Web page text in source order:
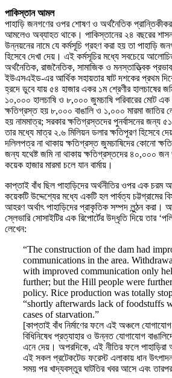
পাকিস্তান আমল
পাহাড়ি জনগণের ওপর শোষণ ও অর্থনৈতিক
আমলেও অব্যাহত থাকে। পাকিস্তানের ২৪ বছরের
উন্নয়নের নামে যে কর্মসূচি গ্রহণ করা হয় তা পাহাড়ি
হিসেবে দেখা দেয়। এই কর্মসূচির মধ্যে সবচেয়ে
অর্থনৈতিক, রাজনৈতিক, সামাজিক ও মনস্তাত্ত্বিক
ইউএসএইড-এর আর্থিক সহায়তার ষাট দশকের প্রথম
হ্রদে ডুবে যায় ৫৪ হাজার একর ১ম শ্রেণীর হালচাষের
১০,০০০ হালচাষি ও ৮,০০০ জুমচাষি পরিবারের মোট এক
ক্ষতিগ্রস্ত হয় ৮,০০০ বাঙালি ও ১,০০০ মারমা জাতির
হয় নামমাত্র; সরকার ক্ষতিগ্রস্তদের পুনর্বাসনের জন্য
তার মধ্যে মাত্র ২.৬ মিলিয়ন ডলার ক্ষতিপূরণ হিসেবে
দলিলপত্র না থাকায় ক্ষতিগ্রস্ত জুমচাষিদের কোনো
জন্য যথেষ্ট জমি না থাকায় ক্ষতিগ্রস্তদের ৪০,০০০ জন
কয়েক হাজার মারমা চলে যান বার্মায়।
কাপ্তাই বাঁধ ছিল পাহাড়িদের অর্থনীতির ওপর এক চরম
কয়েকটি উদ্দেশ্যের মধ্যে একটি হল পার্বত্য চট্টগ্রামের
আহরণ অর্থাৎ পাহাড়িদের প্রাকৃতিক সম্পদ লুন্ঠন করা।
স্লেভারি সোসাইটির এক রিপোর্টের উদ্ধৃতি দিয়ে তার
লেখেন:
“The construction of the dam had
communications in the area.
with improved communication only
further; but the Hill people were
policy. Rice production was totally
“shortly afterwards lack of foodstuffs
cases of starvation.”
[কাপ্তাই বাঁধ নির্মাণের ফলে এই অঞ্চলে
বিধিনিষেধ প্রত্যাহার ও উন্নত যোগাযোগ
এনে দেয়। অপরদিকে, এই নীতির ফলে
এই সকল প্রটেকটেড ফরেস্ট এলাকায় ধান
সময় পর খাদ্যবস্তুর ঘাটতির খবর আসে এবং